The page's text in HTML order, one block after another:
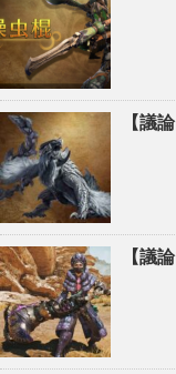
【議
【議